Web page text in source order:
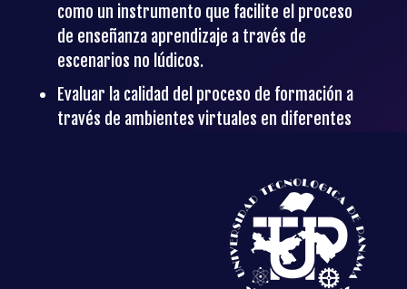
como un instrumento que facilite el proceso
de enseñanza aprendizaje a través de
escenarios no lúdicos.
Evaluar la calidad del proceso de formación a
través de ambientes virtuales en diferentes
Establecer alianzas con empresas y
entidades del sector productivo con el fin de
desarrollar proyectos de investigación,
innovación y transferencia que generen
solución a problemas reales en el sector